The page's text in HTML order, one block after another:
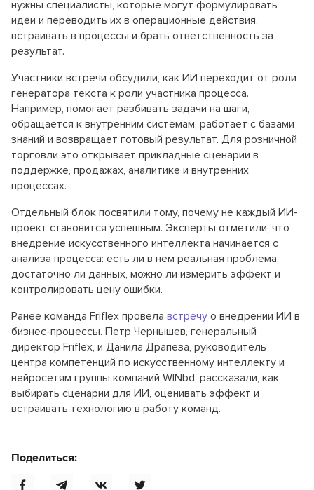
нужны специалисты, которые могут формулировать
идеи и переводить их в операционные действия,
встраивать в процессы и брать ответственность за
результат.
Участники встречи обсудили, как ИИ переходит от роли
генератора текста к роли участника процесса.
Например, помогает разбивать задачи на шаги,
обращается к внутренним системам, работает с базами
знаний и возвращает готовый результат. Для розничной
торговли это открывает прикладные сценарии в
поддержке, продажах, аналитике и внутренних
процессах.
Отдельный блок посвятили тому, почему не каждый ИИ-
проект становится успешным. Эксперты отметили, что
внедрение искусственного интеллекта начинается с
анализа процесса: есть ли в нем реальная проблема,
достаточно ли данных, можно ли измерить эффект и
контролировать цену ошибки.
Ранее команда Friflex провела встречу о внедрении ИИ в
бизнес-процессы. Петр Чернышев, генеральный
директор Friflex, и Данила Драпеза, руководитель
центра компетенций по искусственному интеллекту и
нейросетям группы компаний WINbd, рассказали, как
выбирать сценарии для ИИ, оценивать эффект и
встраивать технологию в работу команд.
Поделиться: